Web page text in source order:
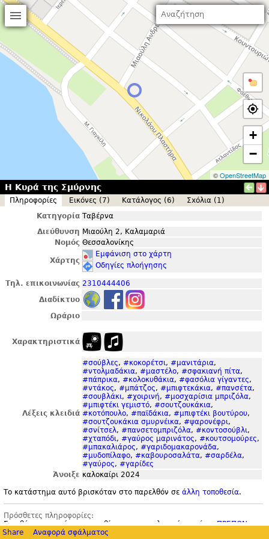
+
−
©OpenStreetMap
Η Κυρά της Σμύρνης
Πληροφορίες Εικόνες (7) Κατάλογος (6)
Σxόλια (1)
Κατηγορία Ταβέρνα
Διεύθυνση Μιαούλη 2, Καλαμαριά
Νομός Θεσσαλονίκης
Χάρτης
Εμφάνιση στο χάρτη
Οδηγίες πλοήγησης
Τηλ. επικοινωνίας 2310444406
Διαδίκτυο
Ωράριο
Χαρακτηριστικά
Λέξεις κλειδιά
#σούβλες, #κοκορέτσι, #μανιτάρια,
#ντολμαδάκια, #μαστέλο, #σφακιανή πίτα,
#πάπρικα, #κολοκυθάκια, #φασόλια γίγαντες,
#ντάκος, #μπάτζος, #μπιφτεκάκια, #πανσέτα,
#σουβλάκι, #χοιρινή, #μοσχαρίσια μπριζόλα,
#μπιφτέκι γεμιστό, #σουτζουκάκια,
#κοτόπουλο, #παϊδάκια, #μπιφτέκι βουτύρου,
#σουτζουκάκια σμυρνέικα, #ψαρονέφρι,
#σνίτσελ, #πανσετομπριζόλα, #κοντοσούβλι,
#χταπόδι, #γαύρος μαρινάτος, #κουτσομούρες,
#μπακαλιάρος, #γαριδομακαρονάδα,
#μυδοπίλαφο, #καβουροσαλάτα, #σαρδέλα,
#γαύρος, #γαρίδες
Άνοιξε καλοκαίρι 2024
Το κατάστημα αυτό βρισκόταν στο παρελθόν σε άλλη τοποθεσία.
Πρόσθετες πληροφορίες:
Στη θέση του υπήρχαν με φθίνουσα χρονολογική σειρά τοΠΡΕΠΟΝ, το
BeerArt
και ηPizza Hut.
Share Αναφορά σφάλματος